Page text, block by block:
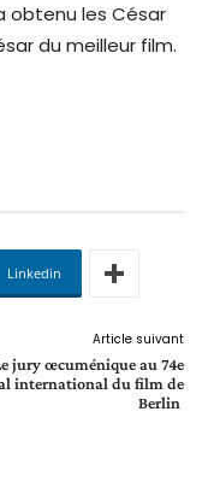
obtenu les César
du meilleur film.
Linkedin
Article suivant
jury œcuménique au 74e
international du film de
Berlin